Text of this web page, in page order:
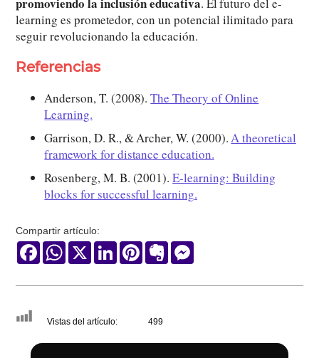
learning es prometedor, con un potencial ilimitado para
seguir revolucionando la educación.
Referencias
Anderson, T. (2008).The Theory of Online
Learning.
Garrison, D. R., & Archer, W. (2000).A theoretical
framework for distance education.
Rosenberg, M. B. (2001).E-learning: Building
blocks for successful learning.
Compartir artículo:
FacebookWhatsApp
X LinkedInPinterestEvernote
Vistas del artículo: 499